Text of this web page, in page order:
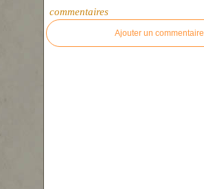
commentaires
Ajouter un commentaire